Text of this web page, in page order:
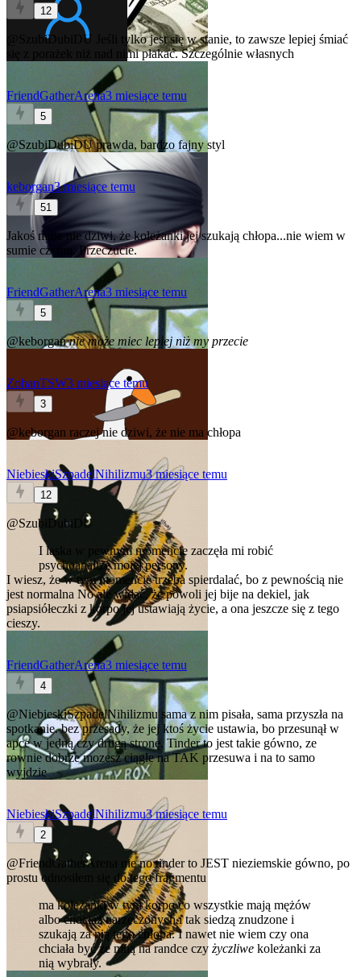
12
@SzubiDubiDU
Jeśli tylko jest się w stanie, to zawsze lepiej śmiać
się z porażek niż nad nimi płakać. Szczególnie własnych
FriendGatherArena3 miesiące temu
5
@SzubiDubiDUprawda, bardzo fajny styl
keborgan3 miesiące temu
51
Jakoś mnie nie dziwi, że koleżanki jej szukają chłopa...nie wiem w
sumie czemu. Przeczucie.
FriendGatherArena3 miesiące temu
5
@keborgan nie może miec lepiej niż my przecie
ZohanTSW3 miesiące temu
3
@keborgan raczej nie dziwi, że nie ma chłopa
NiebieskiSzpadelNihilizmu3 miesiące temu
12
@SzubiDubiDU
I laska w pewnym momencie zaczęła mi robić
psychoanalizę mojej persony.
I wiesz, że w tym momencie trzeba spierdalać, bo z pewnością nie
jest normalna No ale widać, że powoli jej bije na dekiel, jak
psiapsiółeczki z korpo jej ustawiają życie, a ona jeszcze się z tego
cieszy.
FriendGatherArena3 miesiące temu
4
@NiebieskiSzpadelNihilizmusama z nim pisała, sama przyszła na
spotkanie. bez przesady, że jej ktoś życie ustawia, bo przesunął w
apce w jedną czy drugą stronę. Tinder to jest takie gówno, ze
rownie dobrze mozesz ciągle na TAK przesuwa i na to samo
wyjdzie
NiebieskiSzpadelNihilizmu3 miesiące temu
2
@FriendGatherArena
nie no tinder to JEST nieziemskie gówno, po
prostu odnosiłem się do tego fragmentu
ma koleżanki w tym korpo co wszystkie mają mężów
albo chociaż narzeczonych i tak siedzą znudzone i
szukają za nią tego chłopa. I nawet nie wiem czy ona
chciała być ze mną na randce czy życzliwe koleżanki za
nią wybrały.